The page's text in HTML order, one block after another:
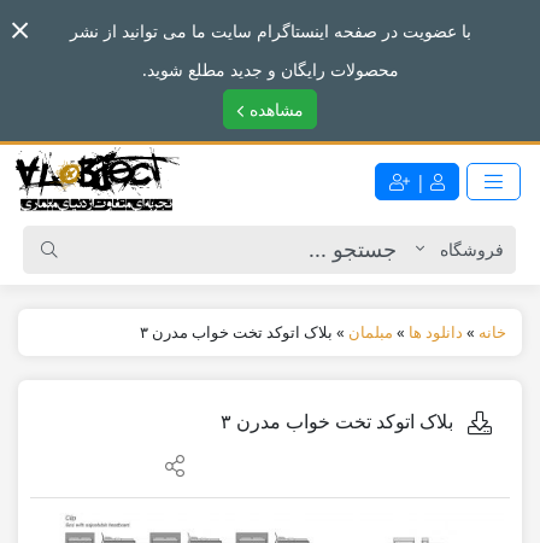
با عضویت در صفحه اینستاگرام سایت ما می توانید از نشر
محصولات رایگان و جدید مطلع شوید.
مشاهده
|
خانه » دانلود ها » مبلمان » بلاک اتوکد تخت خواب مدرن ۳
بلاک اتوکد تخت خواب مدرن ۳